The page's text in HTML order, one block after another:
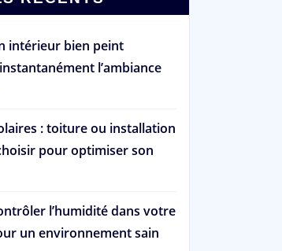
intérieur bien peint
l’ambiance
: toiture ou installation
pour optimiser son
l’humidité dans votre
un environnement sain